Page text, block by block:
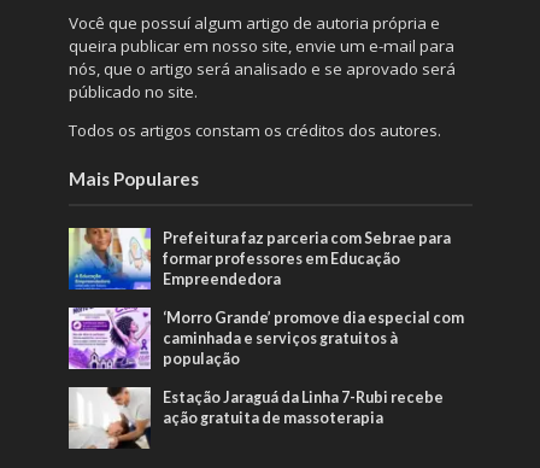
Você que possuí algum artigo de autoria própria e
queira publicar em nosso site, envie um e-mail para
nós, que o artigo será analisado e se aprovado será
públicado no site.
Todos os artigos constam os créditos dos autores.
Mais Populares
Prefeitura faz parceria com Sebrae para
formar professores em Educação
Empreendedora
‘Morro Grande’ promove dia especial com
caminhada e serviços gratuitos à
população
Estação Jaraguá da Linha 7-Rubi recebe
ação gratuita de massoterapia